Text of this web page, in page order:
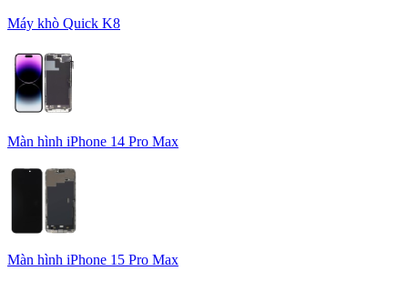
Máy khò Quick K8
Màn hình iPhone 14 Pro Max
Màn hình iPhone 15 Pro Max